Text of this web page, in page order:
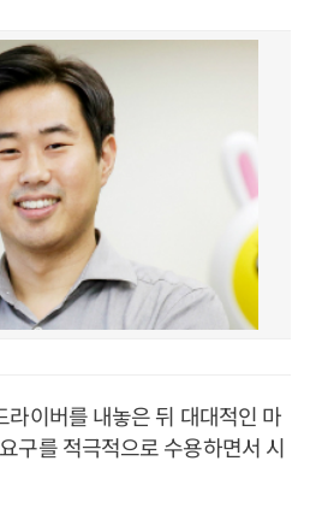
라이버를 내놓은 뒤 대대적인 마
구를 적극적으로 수용하면서 시